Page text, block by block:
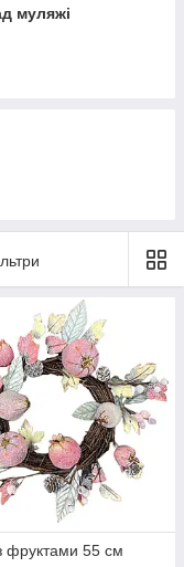
муляжі
фруктами 55 см